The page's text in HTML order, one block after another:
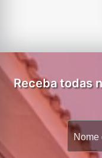
Receba todas